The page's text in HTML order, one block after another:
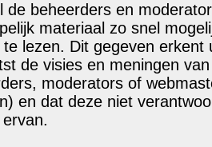
de beheerders en
materiaal zo snel
te lezen. Dit gegeven
de visies en meningen
moderators of
en dat deze niet